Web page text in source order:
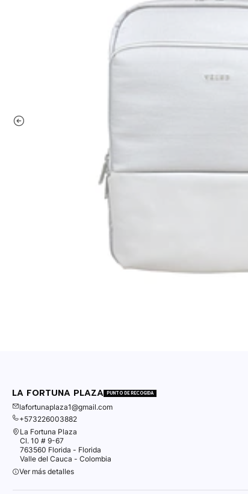
LA FORTUNA PLAZA PUNTO DE RECOGIDA
lafortunaplaza1@gmail.com
+573226003882
La Fortuna Plaza
Cl. 10 # 9-67
763560 Florida - Florida
Valle del Cauca - Colombia
Ver más detalles